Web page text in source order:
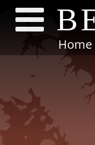
Direkt zum Inhalt
Home